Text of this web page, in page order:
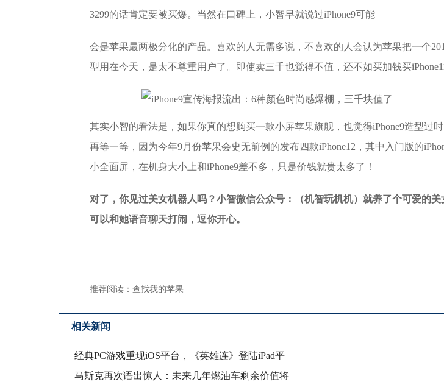
3299的话肯定要被买爆。当然在口碑上，小智早就说过iPhone9可能
会是苹果最两极分化的产品。喜欢的人无需多说，不喜欢的人会认为苹果把一个
型用在今天，是太不尊重用户了。即使卖三千也觉得不值，还不如买加钱买
其实小智的看法是，如果你真的想购买一款小屏苹果旗舰，也觉得iPhone9造型过
再等一等，因为今年9月份苹果会史无前例的发布四款iPhone12，其中入门版的
小全面屏，在机身大小上和iPhone9差不多，只是价钱就贵太多了！
对了，你见过美女机器人吗？小智微信公众号：（机智玩机机）就养了个可爱的
可以和她语音聊天打闹，逗你开心。
推荐阅读： 查找我的苹果
相关新闻
经典PC游戏重现iOS平台，《英雄连》登陆iPad平
马斯克再次语出惊人：未来几年燃油车剩余价值将